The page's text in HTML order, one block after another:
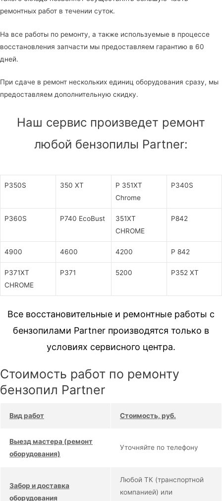
ремонтных работ в течении суток.
На все работы по ремонту, а также используемые в процессе
восстановления запчасти мы предоставляем гарантию в 60
дней.
При сдаче в ремонт нескольких единиц оборудования сразу, мы
предоставляем дополнительную скидку.
Наш сервис произведет ремонт
любой бензопилы Partner:
P350S 350 XT
P 351XT
Chromе
P340S
P360S P740 EcoBust
351XT
CHROME
P842
4900 4600 4200 P 842
P371XT
CHROME
P371 5200 P352 XT
Все восстановительные и ремонтные работы с
бензопилами Partner производятся только в
условиях сервисного центра.
Стоимость работ по ремонту
бензопил Partner
Вид работ Стоимость, руб.
Выезд мастера (ремонт
оборудования)
Уточняйте по телефону
Забор и доставка
оборудования
Любой ТК (транспортной
компанией) или